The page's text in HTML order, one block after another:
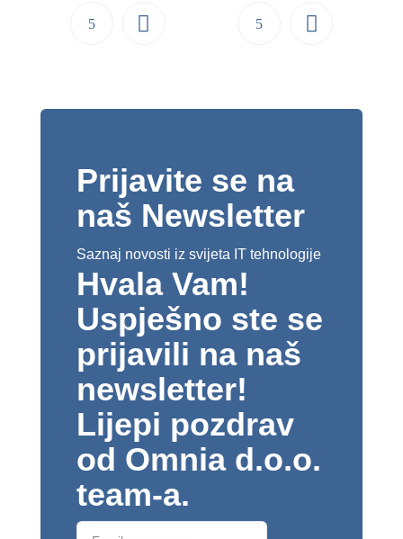
Prijavite se na
naš Newsletter
Saznaj novosti iz svijeta IT tehnologije
Hvala Vam!
Uspješno ste se
prijavili na naš
newsletter!
Lijepi pozdrav
od Omnia d.o.o.
team-a.